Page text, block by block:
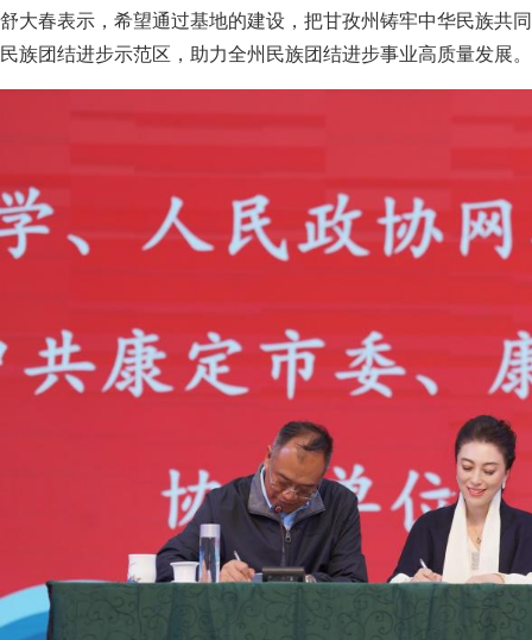
舒大春表示，希望通过基地的建设，把甘孜州铸牢中华民族共
民族团结进步示范区，助力全州民族团结进步事业高质量发展。